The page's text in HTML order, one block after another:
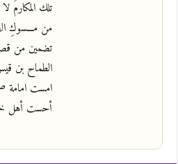
تلك المكارمُ
من مـــسوكِ
تضمين من
الطماح بن
أحست أهل